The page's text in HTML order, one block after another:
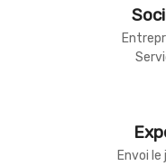
Envoi